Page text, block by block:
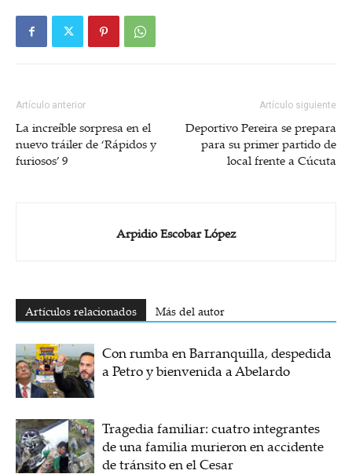
Artículo anterior
La increíble sorpresa en el
nuevo tráiler de ‘Rápidos y
furiosos’ 9
Artículo siguiente
Deportivo Pereira se prepara
para su primer partido de
local frente a Cúcuta
Arpidio Escobar López
Artículos relacionados Más del autor
Con rumba en Barranquilla, despedida
a Petro y bienvenida a Abelardo
Tragedia familiar: cuatro integrantes
de una familia murieron en accidente
de tránsito en el Cesar